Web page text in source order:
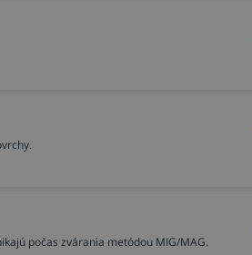
počas zvárania metódou MIG/MAG.